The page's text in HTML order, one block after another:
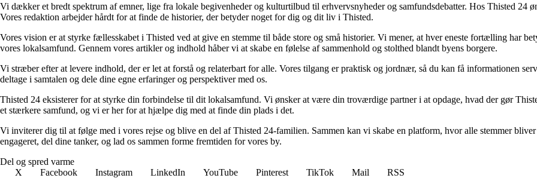
Vi dækker et bredt spektrum af emner, lige fra lokale begivenheder og kulturtilbud til erhvervsnyheder og samfundsdebatter. Hos Thisted 24
Vores redaktion arbejder hårdt for at finde de historier, der betyder noget for dig og dit liv i Thisted.
Vores vision er at styrke fællesskabet i Thisted ved at give en stemme til både store og små historier. Vi mener, at hver eneste fortælling har
vores lokalsamfund. Gennem vores artikler og indhold håber vi at skabe en følelse af sammenhold og stolthed blandt byens borgere.
Vi stræber efter at levere indhold, der er let at forstå og relaterbart for alle. Vores tilgang er praktisk og jordnær, så du kan få informationen
deltage i samtalen og dele dine egne erfaringer og perspektiver med os.
Thisted 24 eksisterer for at styrke din forbindelse til dit lokalsamfund. Vi ønsker at være din troværdige partner i at opdage, hvad der gør
et stærkere samfund, og vi er her for at hjælpe dig med at finde din plads i det.
Vi inviterer dig til at følge med i vores rejse og blive en del af Thisted 24-familien. Sammen kan vi skabe en platform, hvor alle stemmer
engageret, del dine tanker, og lad os sammen forme fremtiden for vores by.
Del og spred varme
X
Facebook Instagram LinkedIn YouTube Pinterest TikTok Mail
RSS